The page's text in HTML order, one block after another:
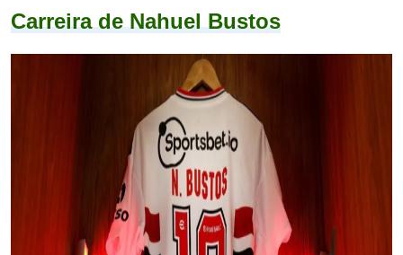
Carreira de Nahuel Bustos